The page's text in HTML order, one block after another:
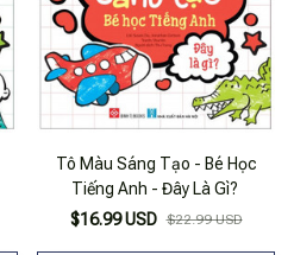
Tô Màu Sáng Tạo - Bé Học
Tiếng Anh - Đây Là Gì?
$16.99 USD $22.99 USD